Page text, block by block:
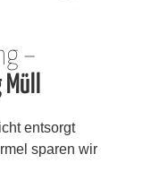
–
entsorgt
sparen wir